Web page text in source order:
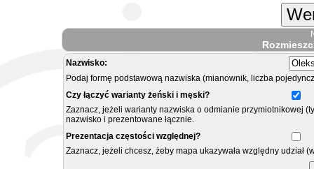
Nazwisko:
Podaj formę podstawową nazwiska (mianownik, liczba
Czy łączyć warianty żeński i męski?
Zaznacz, jeżeli warianty nazwiska o odmianie przymiotnikowej
nazwisko i prezentowane łącznie.
Prezentacja częstości względnej?
Zaznacz, jeżeli chcesz, żeby mapa ukazywała względny